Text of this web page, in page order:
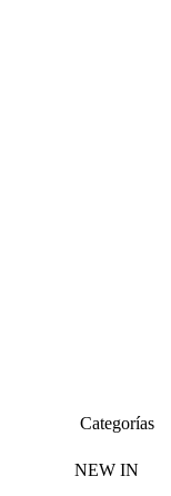
Categorías
NEW IN